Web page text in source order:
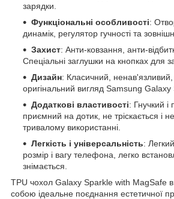
зарядки.
Функціональні особливості:
динамік, регулятор гучності та
Захист: Анти-ковзання, анти-
Спеціальні заглушки на кнопках для
Дизайн: Класичний,
оригінальний вигляд Samsung Galaxy
Додаткові властивості: Гнучкий і
приємний на дотик, не тріскається і
тривалому використанні.
Легкість і універсальність:
розмір і вагу телефона, легко
знімається.
TPU чохол Galaxy Sparkle with MagSafe
собою ідеальне поєднання естетичної